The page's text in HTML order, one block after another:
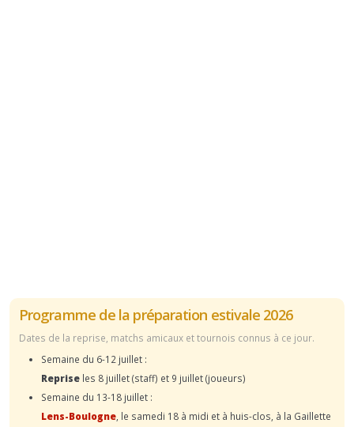
Programme de la préparation estivale 2026
Dates de la reprise, matchs amicaux et tournois connus à ce jour.
Semaine du 6-12 juillet :
Reprise les 8 juillet (staff) et 9 juillet (joueurs)
Semaine du 13-18 juillet :
Lens-Boulogne , le samedi 18 à midi et à huis-clos, à la Gaillette